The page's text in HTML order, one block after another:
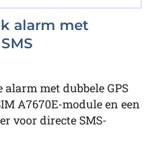
alarm met
met dubbele GPS
A7670E-module en een
voor directe SMS-